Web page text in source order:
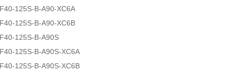
125S-B-A90-XC6A
125S-B-A90-XC6B
125S-B-A90S
125S-B-A90S-XC6A
125S-B-A90S-XC6B